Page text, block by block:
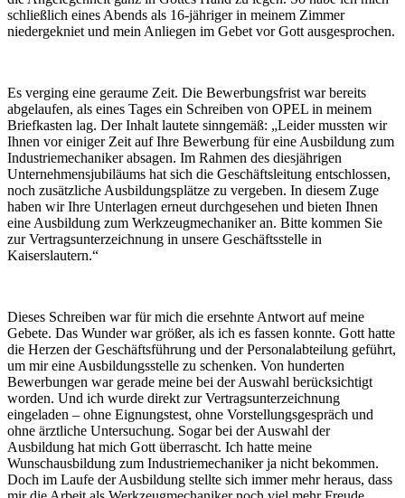
schließlich eines Abends als 16-jähriger in meinem Zimmer
niedergekniet und mein Anliegen im Gebet vor Gott ausgesprochen.
Es verging eine geraume Zeit. Die Bewerbungsfrist war bereits
abgelaufen, als eines Tages ein Schreiben von OPEL in meinem
Briefkasten lag. Der Inhalt lautete sinngemäß: „Leider mussten wir
Ihnen vor einiger Zeit auf Ihre Bewerbung für eine Ausbildung zum
Industriemechaniker absagen. Im Rahmen des diesjährigen
Unternehmensjubiläums hat sich die Geschäftsleitung entschlossen,
noch zusätzliche Ausbildungsplätze zu vergeben. In diesem Zuge
haben wir Ihre Unterlagen erneut durchgesehen und bieten Ihnen
eine Ausbildung zum Werkzeugmechaniker an. Bitte kommen Sie
zur Vertragsunterzeichnung in unsere Geschäftsstelle in
Kaiserslautern.“
Dieses Schreiben war für mich die ersehnte Antwort auf meine
Gebete. Das Wunder war größer, als ich es fassen konnte. Gott hatte
die Herzen der Geschäftsführung und der Personalabteilung geführt,
um mir eine Ausbildungsstelle zu schenken. Von hunderten
Bewerbungen war gerade meine bei der Auswahl berücksichtigt
worden. Und ich wurde direkt zur Vertragsunterzeichnung
eingeladen – ohne Eignungstest, ohne Vorstellungsgespräch und
ohne ärztliche Untersuchung. Sogar bei der Auswahl der
Ausbildung hat mich Gott überrascht. Ich hatte meine
Wunschausbildung zum Industriemechaniker ja nicht bekommen.
Doch im Laufe der Ausbildung stellte sich immer mehr heraus, dass